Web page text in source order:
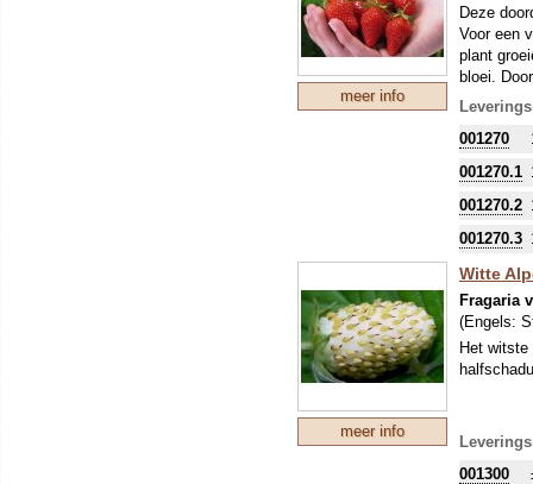
meer info
Deze
Voor een
plant
bloei.
De F1
001270
001270.1
001270.2
001270.3
meer info
Witte
Fragaria
(Engels:
Het
001300